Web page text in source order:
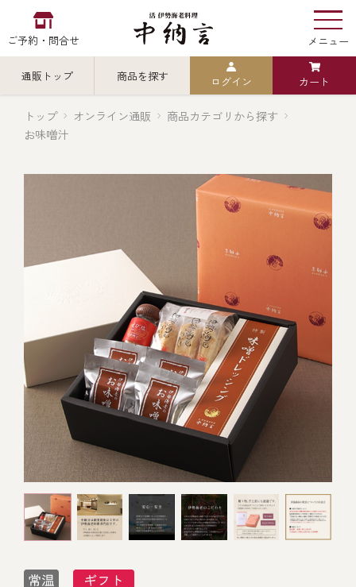
ご予約・問合せ メニュー
中納言の お食い初め
用途・シーン
ご結婚式 1.5次会・
二次会
オンライン通販
(造り/焼物/蒸し/ボイル伊勢海老)
(ごちそう重/誕生日重/還暦重/お食い初め重)
(生おせち/おせち冷凍)
弁当宅配・仕出し
鉄板焼 ひかり サイトマップ
通販トップ 商品を探す
全ての商品を見る
伊勢海老
全ての商品を見る
お造り（お刺身）
焼物
蒸し
ボイル伊勢海老
ごちそう重
全ての商品を見る
ごちそう重
還暦重
誕生日重
お食い初め重
おせち
全ての商品を見る
生おせち
おせち冷凍
海鮮鍋
海鮮ＢＢＱ
調味料
ログイン カート
トップ オンライン通販
商品カテゴリから探す
お味噌汁